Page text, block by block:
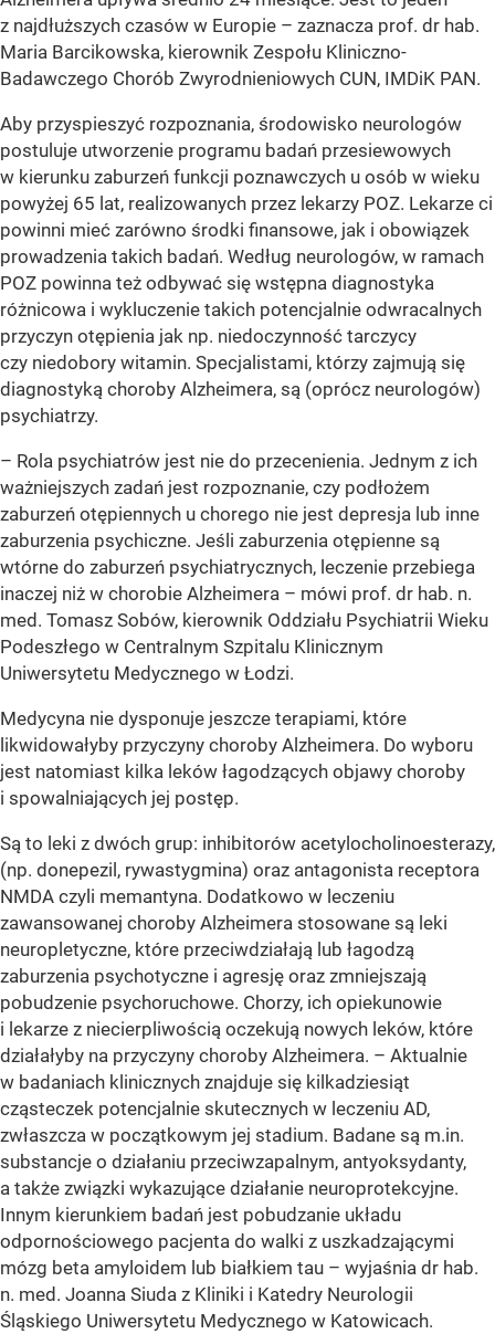
z najdłuższych czasów w Europie – zaznacza prof. dr hab.
Maria Barcikowska, kierownik Zespołu Kliniczno-
Badawczego Chorób Zwyrodnieniowych CUN, IMDiK PAN.
Aby przyspieszyć rozpoznania, środowisko neurologów
postuluje utworzenie programu badań przesiewowych
w kierunku zaburzeń funkcji poznawczych u osób w wieku
powyżej 65 lat, realizowanych przez lekarzy POZ. Lekarze ci
powinni mieć zarówno środki finansowe, jak i obowiązek
prowadzenia takich badań. Według neurologów, w ramach
POZ powinna też odbywać się wstępna diagnostyka
różnicowa i wykluczenie takich potencjalnie odwracalnych
przyczyn otępienia jak np. niedoczynność tarczycy
czy niedobory witamin. Specjalistami, którzy zajmują się
diagnostyką choroby Alzheimera, są (oprócz neurologów)
psychiatrzy.
– Rola psychiatrów jest nie do przecenienia. Jednym z ich
ważniejszych zadań jest rozpoznanie, czy podłożem
zaburzeń otępiennych u chorego nie jest depresja lub inne
zaburzenia psychiczne. Jeśli zaburzenia otępienne są
wtórne do zaburzeń psychiatrycznych, leczenie przebiega
inaczej niż w chorobie Alzheimera – mówi prof. dr hab. n.
med. Tomasz Sobów, kierownik Oddziału Psychiatrii Wieku
Podeszłego w Centralnym Szpitalu Klinicznym
Uniwersytetu Medycznego w Łodzi.
Medycyna nie dysponuje jeszcze terapiami, które
likwidowałyby przyczyny choroby Alzheimera. Do wyboru
jest natomiast kilka leków łagodzących objawy choroby
i spowalniających jej postęp.
Są to leki z dwóch grup: inhibitorów acetylocholinoesterazy,
(np. donepezil, rywastygmina) oraz antagonista receptora
NMDA czyli memantyna. Dodatkowo w leczeniu
zawansowanej choroby Alzheimera stosowane są leki
neuropletyczne, które przeciwdziałają lub łagodzą
zaburzenia psychotyczne i agresję oraz zmniejszają
pobudzenie psychoruchowe. Chorzy, ich opiekunowie
i lekarze z niecierpliwością oczekują nowych leków, które
działałyby na przyczyny choroby Alzheimera. – Aktualnie
w badaniach klinicznych znajduje się kilkadziesiąt
cząsteczek potencjalnie skutecznych w leczeniu AD,
zwłaszcza w początkowym jej stadium. Badane są m.in.
substancje o działaniu przeciwzapalnym, antyoksydanty,
a także związki wykazujące działanie neuroprotekcyjne.
Innym kierunkiem badań jest pobudzanie układu
odpornościowego pacjenta do walki z uszkadzającymi
mózg beta amyloidem lub białkiem tau – wyjaśnia dr hab.
n. med. Joanna Siuda z Kliniki i Katedry Neurologii
Śląskiego Uniwersytetu Medycznego w Katowicach.